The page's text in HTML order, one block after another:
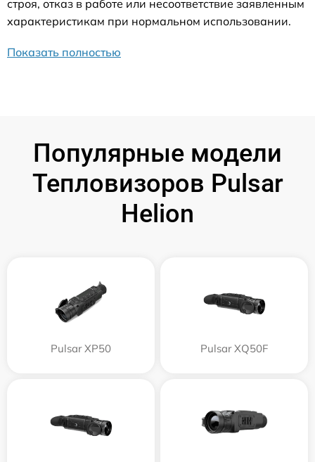
строя, отказ в работе или несоответствие заявленным
характеристикам при нормальном использовании.
Показать полностью
Популярные модели
Тепловизоров Pulsar
Helion
Pulsar XP50 Pulsar XQ50F